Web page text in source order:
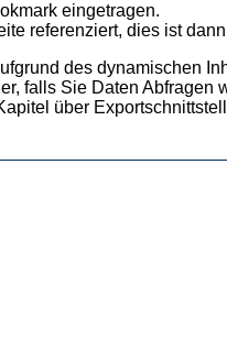
eingetragen.
referenziert, dies ist
des dynamischen
falls Sie Daten Abfragen
über